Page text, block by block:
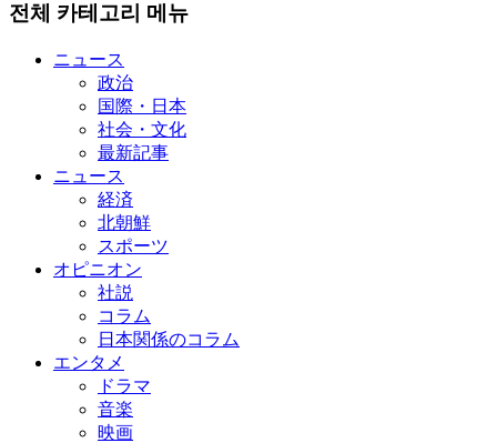
전체 카테고리 메뉴
ニュース
政治
国際・日本
社会・文化
最新記事
ニュース
経済
北朝鮮
スポーツ
オピニオン
社説
コラム
日本関係のコラム
エンタメ
ドラマ
音楽
映画